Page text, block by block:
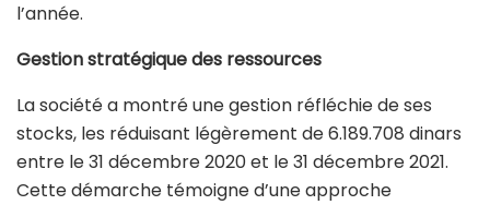
l’année.
Gestion stratégique des ressources
La société a montré une gestion réfléchie de ses
stocks, les réduisant légèrement de 6.189.708 dinars
entre le 31 décembre 2020 et le 31 décembre 2021.
Cette démarche témoigne d’une approche